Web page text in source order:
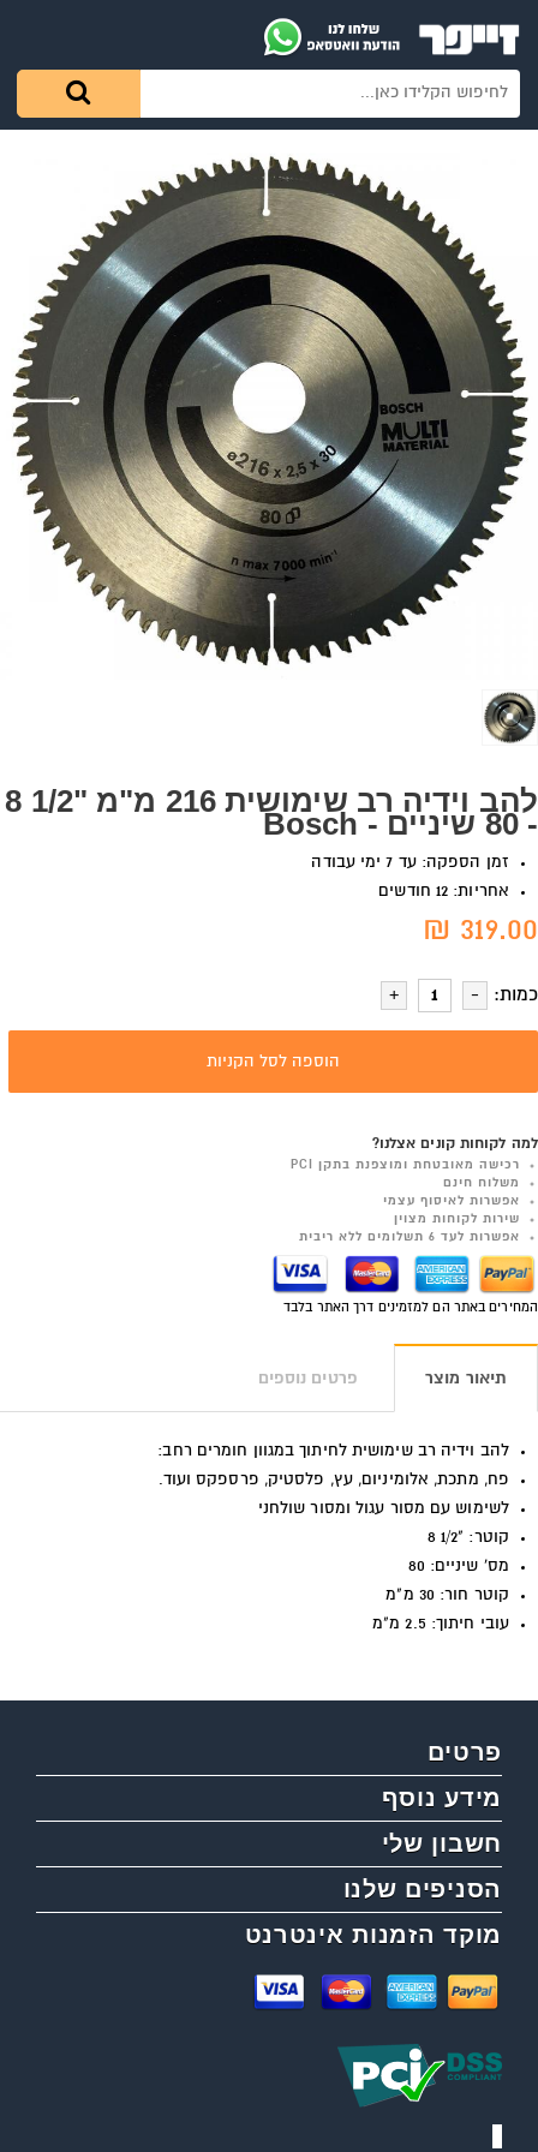
להב וידיה רב שימושית 216 מ"מ "1/2 8
- 80 שיניים - Bosch
זמן הספקה: עד 7 ימי עבודה
אחריות: 12 חודשים
319.00 ₪
כמות:
הוספה לסל הקניות
למה לקוחות קונים אצלנו?
רכישה מאובטחת ומוצפנת בתקן PCI
משלוח חינם
אפשרות לאיסוף עצמי
שירות לקוחות מצוין
אפשרות לעד 6 תשלומים ללא ריבית
המחירים באתר הם למזמינים דרך האתר בלבד
תיאור מוצר פרטים נוספים
להב וידיה רב שימושית לחיתוך במגוון חומרים רחב:
פח, מתכת, אלומיניום, עץ, פלסטיק, פרספקס ועוד.
לשימוש עם מסור עגול ומסור שולחני
קוטר: "1/2 8
מס' שיניים: 80
קוטר חור: 30 מ"מ
עובי חיתוך: 2.5 מ"מ
פרטים
מידע נוסף
חשבון שלי
הסניפים שלנו
מוקד הזמנות אינטרנט